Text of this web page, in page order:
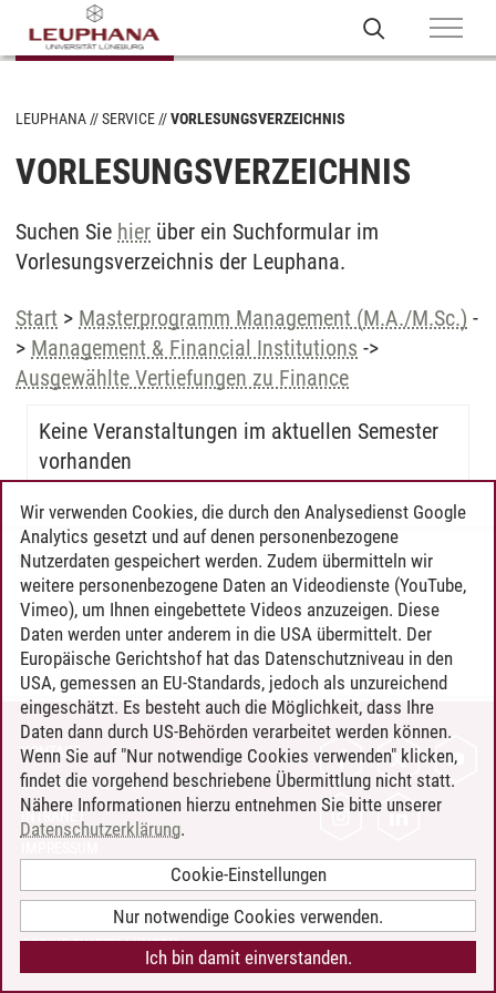
LEUPHANA SERVICE VORLESUNGSVERZEICHNIS
VORLESUNGSVERZEICHNIS
Suchen Sie hier über ein Suchformular im
Vorlesungsverzeichnis der Leuphana.
Start > Masterprogramm Management (M.A./M.Sc.) -
> Management & Financial Institutions ->
Ausgewählte Vertiefungen zu Finance
Keine Veranstaltungen im aktuellen Semester
vorhanden
Timo Leder/30.06.2024
KONTAKT
LEUPHANA ALS ARBEITGEBER
INTRANET
BARRIEREFREIHEIT
COOKIE-EINSTELLUNGEN
Wir verwenden Cookies, die durch den Analysedienst Google
Analytics gesetzt und auf denen personenbezogene
Nutzerdaten gespeichert werden. Zudem übermitteln wir
weitere personenbezogene Daten an Videodienste (YouTube,
Vimeo), um Ihnen eingebettete Videos anzuzeigen. Diese
Daten werden unter anderem in die USA übermittelt. Der
Europäische Gerichtshof hat das Datenschutzniveau in den
USA, gemessen an EU-Standards, jedoch als unzureichend
eingeschätzt. Es besteht auch die Möglichkeit, dass Ihre
Daten dann durch US-Behörden verarbeitet werden können.
Wenn Sie auf "Nur notwendige Cookies verwenden" klicken,
findet die vorgehend beschriebene Übermittlung nicht statt.
Nähere Informationen hierzu entnehmen Sie bitte unserer
Datenschutzerklärung.
Cookie-Einstellungen
Nur notwendige Cookies verwenden.
Ich bin damit einverstanden.